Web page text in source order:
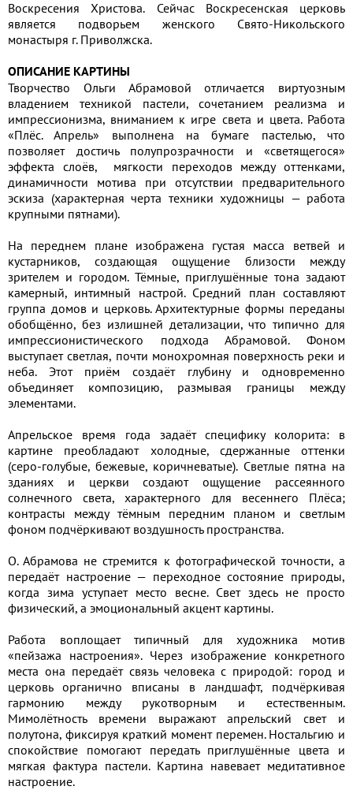
Воскресения Христова. Сейчас Воскресенская церковь
является подворьем женского Свято-Никольского
монастыря г. Приволжска.
ОПИСАНИЕ КАРТИНЫ
Творчество Ольги Абрамовой отличается виртуозным
владением техникой пастели, сочетанием реализма и
импрессионизма, вниманием к игре света и цвета. Работа
«Плёс. Апрель» выполнена на бумаге пастелью, что
позволяет достичь полупрозрачности и «светящегося»
эффекта слоёв, мягкости переходов между оттенками,
динамичности мотива при отсутствии предварительного
эскиза (характерная черта техники художницы — работа
крупными пятнами).
На переднем плане изображена густая масса ветвей и
кустарников, создающая ощущение близости между
зрителем и городом. Тёмные, приглушённые тона задают
камерный, интимный настрой. Средний план составляют
группа домов и церковь. Архитектурные формы переданы
обобщённо, без излишней детализации, что типично для
импрессионистического подхода Абрамовой. Фоном
выступает светлая, почти монохромная поверхность реки и
неба. Этот приём создаёт глубину и одновременно
объединяет композицию, размывая границы между
элементами.
Апрельское время года задаёт специфику колорита: в
картине преобладают холодные, сдержанные оттенки
(серо-голубые, бежевые, коричневатые). Светлые пятна на
зданиях и церкви создают ощущение рассеянного
солнечного света, характерного для весеннего Плёса;
контрасты между тёмным передним планом и светлым
фоном подчёркивают воздушность пространства.
О. Абрамова не стремится к фотографической точности, а
передаёт настроение — переходное состояние природы,
когда зима уступает место весне. Свет здесь не просто
физический, а эмоциональный акцент картины.
Работа воплощает типичный для художника мотив
«пейзажа настроения». Через изображение конкретного
места она передаёт связь человека с природой: город и
церковь органично вписаны в ландшафт, подчёркивая
гармонию между рукотворным и естественным.
Мимолётность времени выражают апрельский свет и
полутона, фиксируя краткий момент перемен. Ностальгию и
спокойствие помогают передать приглушённые цвета и
мягкая фактура пастели. Картина навевает медитативное
настроение.